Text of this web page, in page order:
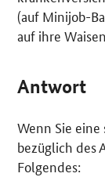
(auf Minijob-
auf ihre
Antwort
Wenn Sie
bezüglich des
Folgendes: